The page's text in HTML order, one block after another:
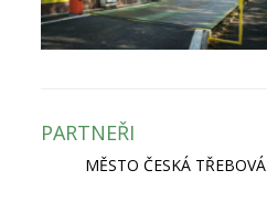
PARTNEŘI
MĚSTO ČESKÁ TŘEBOVÁ